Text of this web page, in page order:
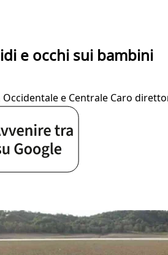
e occhi sui bambini
e Centrale Caro